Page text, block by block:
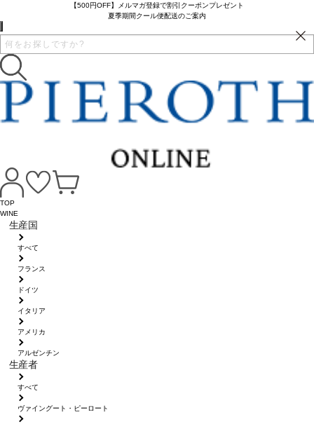
【500円OFF】メルマガ登録で割引クーポンプレゼント
夏季期間クール便配送のご案内
TOP
WINE
生産国
すべて
フランス
ドイツ
イタリア
アメリカ
アルゼンチン
生産者
すべて
ヴァイングート・ピーロート